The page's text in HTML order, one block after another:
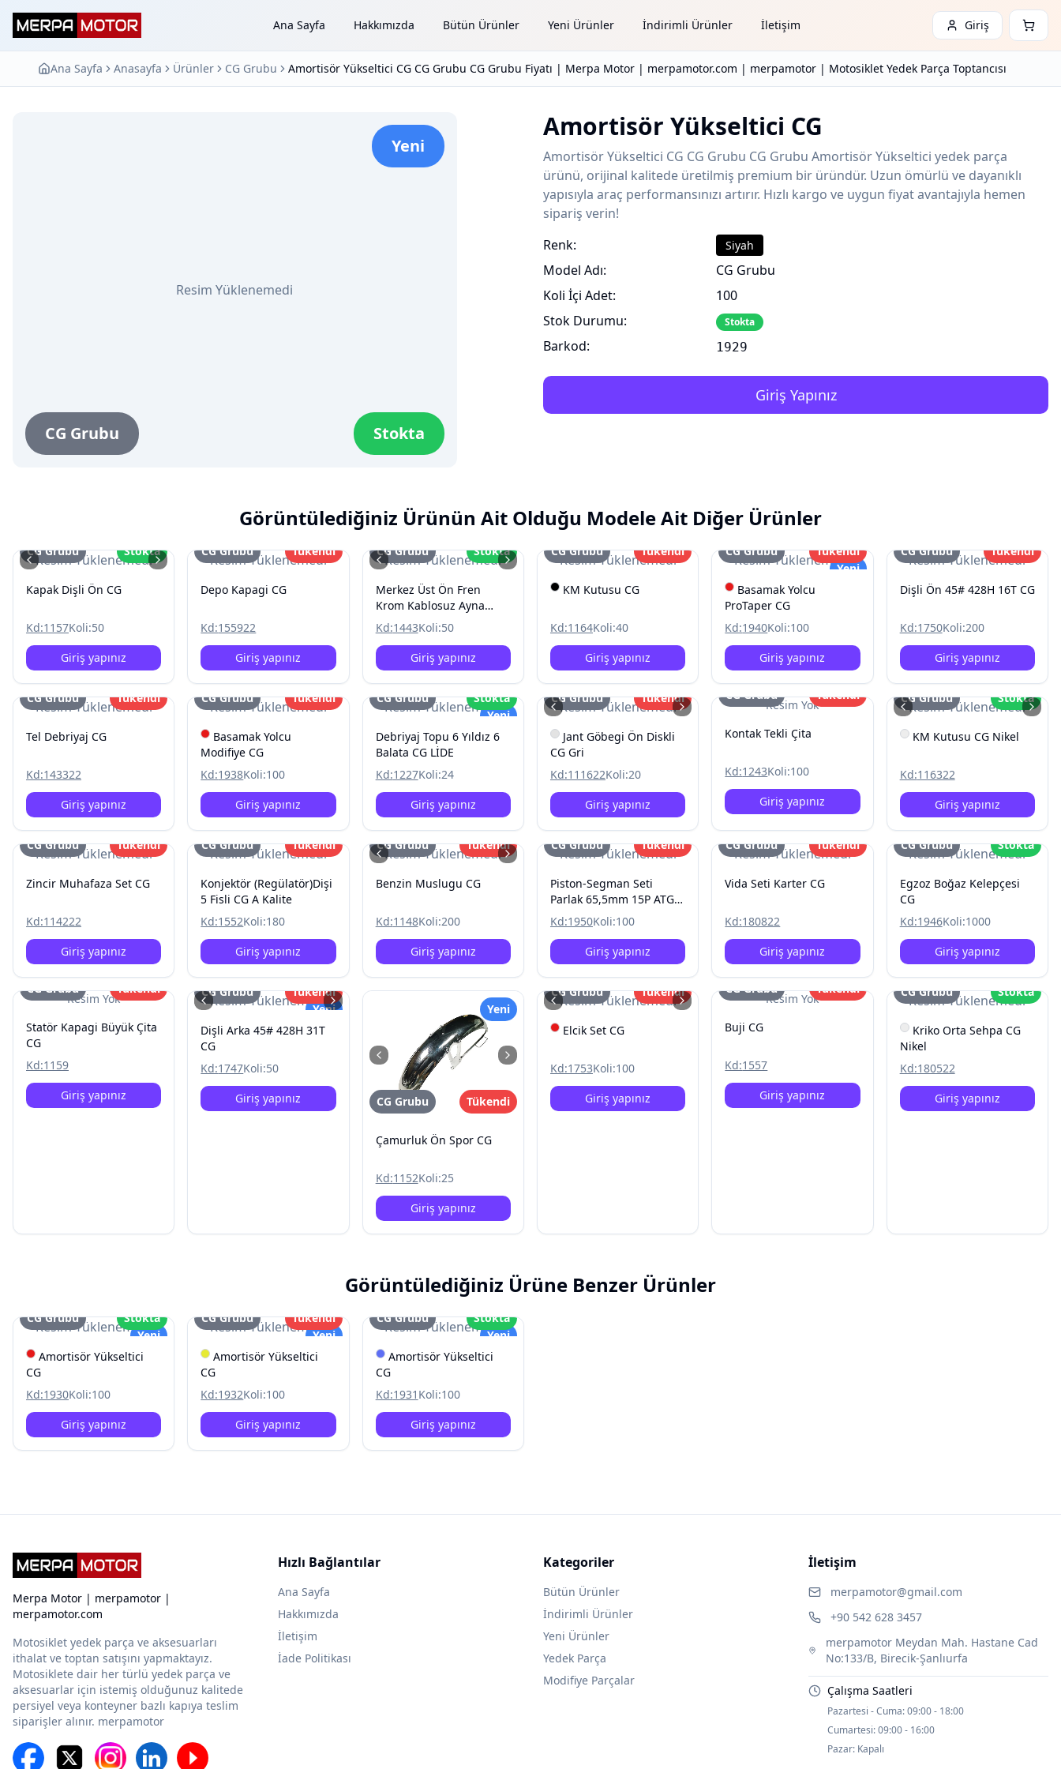
Ana Sayfa Hakkımızda Bütün Ürünler Yeni Ürünler İndirimli Ürünler İletişim Giriş
Ana Sayfa Anasayfa Ürünler CG Grubu Amortisör Yükseltici CG CG Grubu CG Grubu Fiyatı | Merpa Motor | merpamotor.com | merpamotor | Motosiklet Yedek Parça Toptancısı
Yeni
CG Grubu Stokta
Resim Yüklenemedi
Amortisör Yükseltici CG
Amortisör Yükseltici CG CG Grubu CG Grubu Amortisör Yükseltici yedek parça
ürünü, orijinal kalitede üretilmiş premium bir üründür. Uzun ömürlü ve dayanıklı
yapısıyla araç performansınızı artırır. Hızlı kargo ve uygun fiyat avantajıyla hemen
sipariş verin!
Renk:
Model Adı:
Koli İçi Adet:
Stok Durumu:
Barkod:
Siyah
CG Grubu
100
Stokta
1929
Giriş Yapınız
Görüntülediğiniz Ürünün Ait Olduğu Modele Ait Diğer Ürünler
Resim Yüklenemedi
CG Grubu Stokta
Kapak Dişli Ön CG
Kd:1157Koli:50
Giriş yapınız
Resim Yüklenemedi
CG Grubu Tükendi
Depo Kapagi CG
Kd:155922
Giriş yapınız
Resim Yüklenemedi
CG Grubu Stokta
Merkez Üst Ön Fren
Krom Kablosuz Ayna
Baglantili CG
Kd:1443Koli:50
Giriş yapınız
Resim Yüklenemedi
CG Grubu Tükendi
KM Kutusu CG
Kd:1164Koli:40
Giriş yapınız
Resim Yüklenemedi
Yeni
CG Grubu Tükendi
Basamak Yolcu
ProTaper CG
Kd:1940Koli:100
Giriş yapınız
Resim Yüklenemedi
CG Grubu Tükendi
Dişli Ön 45# 428H 16T CG
Kd:1750Koli:200
Giriş yapınız
Resim Yüklenemedi
CG Grubu Tükendi
Tel Debriyaj CG
Kd:143322
Giriş yapınız
Resim Yüklenemedi
CG Grubu Tükendi
Basamak Yolcu
Modifiye CG
Kd:1938Koli:100
Giriş yapınız
Resim Yüklenemedi
Yeni
CG Grubu Stokta
Debriyaj Topu 6 Yıldız 6
Balata CG LİDE
Kd:1227Koli:24
Giriş yapınız
Resim Yüklenemedi
CG Grubu Tükendi
Jant Göbegi Ön Diskli
CG Gri
Kd:111622Koli:20
Giriş yapınız
Resim Yok
CG Grubu Tükendi
Kontak Tekli Çita
Kd:1243Koli:100
Giriş yapınız
Resim Yüklenemedi
CG Grubu Stokta
KM Kutusu CG Nikel
Kd:116322
Giriş yapınız
Resim Yüklenemedi
CG Grubu Tükendi
Zincir Muhafaza Set CG
Kd:114222
Giriş yapınız
Resim Yüklenemedi
CG Grubu Tükendi
Konjektör (Regülatör)Dişi
5 Fisli CG A Kalite
Kd:1552Koli:180
Giriş yapınız
Resim Yüklenemedi
CG Grubu Tükendi
Benzin Muslugu CG
Kd:1148Koli:200
Giriş yapınız
Resim Yüklenemedi
CG Grubu Tükendi
Piston-Segman Seti
Parlak 65,5mm 15P ATG
Rings CG
Kd:1950Koli:100
Giriş yapınız
Resim Yüklenemedi
CG Grubu Tükendi
Vida Seti Karter CG
Kd:180822
Giriş yapınız
Resim Yüklenemedi
CG Grubu Stokta
Egzoz Boğaz Kelepçesi
CG
Kd:1946Koli:1000
Giriş yapınız
Resim Yok
CG Grubu Tükendi
Statör Kapagi Büyük Çita
CG
Kd:1159
Giriş yapınız
Resim Yüklenemedi
Yeni
CG Grubu Tükendi
Dişli Arka 45# 428H 31T
CG
Kd:1747Koli:50
Giriş yapınız
Yeni
CG Grubu Tükendi
Çamurluk Ön Spor CG
Kd:1152Koli:25
Giriş yapınız
Resim Yüklenemedi
CG Grubu Tükendi
Elcik Set CG
Kd:1753Koli:100
Giriş yapınız
Resim Yok
CG Grubu Tükendi
Buji CG
Kd:1557
Giriş yapınız
Resim Yüklenemedi
CG Grubu Stokta
Kriko Orta Sehpa CG
Nikel
Kd:180522
Giriş yapınız
Görüntülediğiniz Ürüne Benzer Ürünler
Resim Yüklenemedi
Yeni
CG Grubu Stokta
Amortisör Yükseltici
CG
Kd:1930Koli:100
Giriş yapınız
Resim Yüklenemedi
Yeni
CG Grubu Tükendi
Amortisör Yükseltici
CG
Kd:1932Koli:100
Giriş yapınız
Resim Yüklenemedi
Yeni
CG Grubu Stokta
Amortisör Yükseltici
CG
Kd:1931 Koli:100
Giriş yapınız
Merpa Motor | merpamotor |
merpamotor.com
Motosiklet yedek parça ve aksesuarları
ithalat ve toptan satışını yapmaktayız.
Motosiklete dair her türlü yedek parça ve
aksesuarlar için istemiş olduğunuz kalitede
persiyel veya konteyner bazlı kapıya teslim
siparişler alınır. merpamotor
Hızlı Bağlantılar
Ana Sayfa
Hakkımızda
İletişim
İade Politikası
Kategoriler
Bütün Ürünler
İndirimli Ürünler
Yeni Ürünler
Yedek Parça
Modifiye Parçalar
İletişim
merpamotor@gmail.com
+90 542 628 3457
merpamotor Meydan Mah. Hastane Cad
No:133/B, Birecik-Şanlıurfa
Çalışma Saatleri
Pazartesi - Cuma:09:00 - 18:00
Cumartesi:09:00 - 16:00
Pazar: Kapalı